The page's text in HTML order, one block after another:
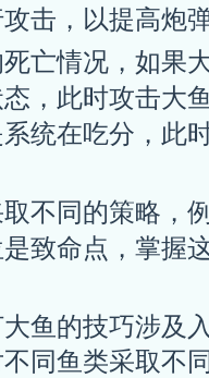
击，以提高炮
亡情况，如果
，此时攻击大
统在吃分，此
不同的策略，
致命点，掌握
鱼的技巧涉及
同鱼类采取不